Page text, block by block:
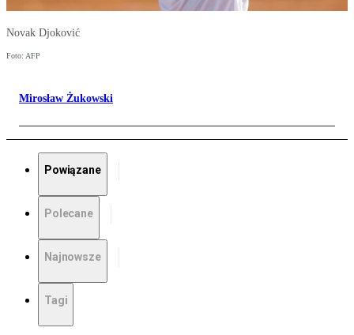
Novak Djoković
Foto: AFP
Mirosław Żukowski
Powiązane
Polecane
Najnowsze
Tagi